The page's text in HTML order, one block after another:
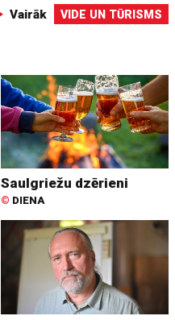
Vairāk VIDE UN TŪRISMS
Saulgriežu dzērieni
© DIENA